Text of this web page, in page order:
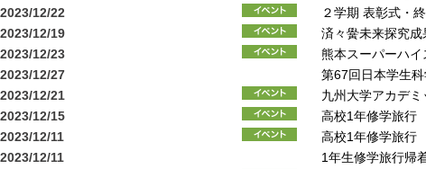
2023/12/22
２学期 表彰式・
2023/12/19
済々黌未来探究成
2023/12/23
熊本スーパーハ
2023/12/27
第67回日本学生
2023/12/21
九州大学アカデ
2023/12/15
高校1年修学旅行
2023/12/11
高校1年修学旅行
2023/12/11
1年生修学旅行帰